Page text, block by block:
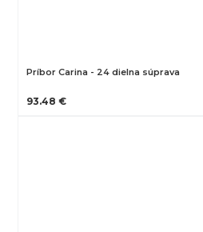
Príbor Carina - 24 dielna súprava
93.48 €